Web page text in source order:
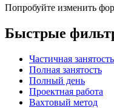
Попробуйте изменить
Быстрые
Частичная занятость
Полная занятость
Полный день
Проектная работа
Вахтовый метод